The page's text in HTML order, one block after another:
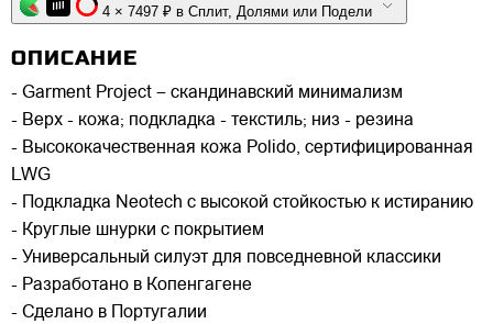
4 × 7497 ₽ в Сплит, Долями или Подели
ОПИСАНИЕ
- Garment Project – скандинавский минимализм
- Верх - кожа; подкладка - текстиль; низ - резина
- Высококачественная кожа Polido, сертифицированная
LWG
- Подкладка Neotech с высокой стойкостью к истиранию
- Круглые шнурки с покрытием
- Универсальный силуэт для повседневной классики
- Разработано в Копенгагене
- Сделано в Португалии